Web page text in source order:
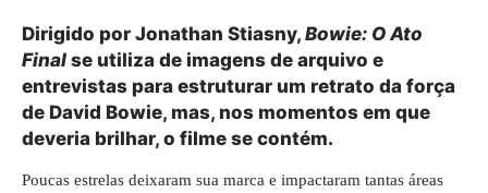
Dirigido por Jonathan Stiasny, Bowie: O Ato
Final se utiliza de imagens de arquivo e
entrevistas para estruturar um retrato da força
de David Bowie, mas, nos momentos em que
deveria brilhar, o filme se contém.
Poucas estrelas deixaram sua marca e impactaram tantas áreas